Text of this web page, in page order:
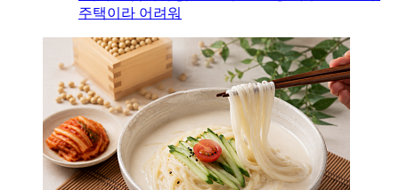
주택이라 어려워